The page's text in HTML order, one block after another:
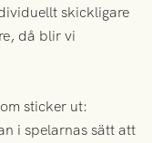
skickligare
då blir vi
sticker ut:
i spelarnas sätt att